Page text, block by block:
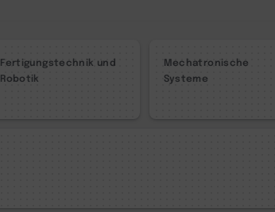
Fertigungstechnik und
Robotik
Mechatronische
Systeme